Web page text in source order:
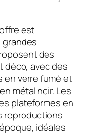
est
grandes
des
déco, avec des
en verre fumé et
métal noir. Les
plateformes en
reproductions
idéales